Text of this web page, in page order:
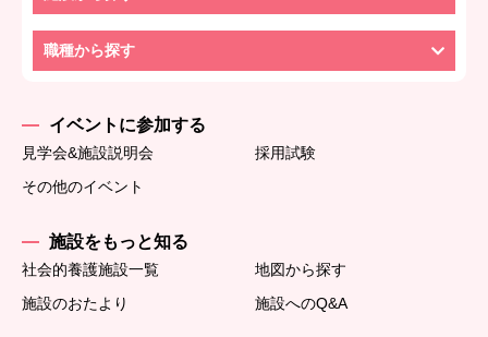
職種から探す
イベントに参加する
見学会&施設説明会
採用試験
その他のイベント
施設をもっと知る
社会的養護施設一覧
地図から探す
施設のおたより
施設へのQ&A